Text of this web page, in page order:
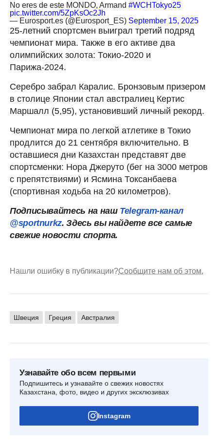
No eres de este MONDO, Armand #WCHTokyo25
pic.twitter.com/5ZpKsOc2Jh
— Eurosport.es (@Eurosport_ES) September 15, 2025
25-летний спортсмен выиграл третий подряд
чемпионат мира. Также в его активе два
олимпийских золота: Токио-2020 и
Парижа-2024.
Серебро забрал Каралис. Бронзовым призером
в столице Японии стал австралиец Кертис
Маршалл (5,95), установивший личный рекорд.
Чемпионат мира по легкой атлетике в Токио
продлится до 21 сентября включительно. В
оставшиеся дни Казахстан представят две
спортсменки: Нора Джеруто (бег на 3000 метров
с препятствиями) и Ясмина Токсанбаева
(спортивная ходьба на 20 километров).
Подписывайтесь на наш Telegram-канал
@sportnurkz. Здесь вы найдете все самые
свежие новости спорта.
Нашли ошибку в публикации?Сообщите нам об этом.
Швеция Греция Австралия
Узнавайте обо всем первыми
Подпишитесь и узнавайте о свежих новостях
Казахстана, фото, видео и других эксклюзивах
Instagram